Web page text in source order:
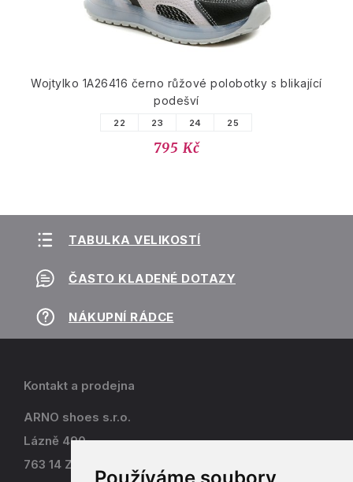
Používáme soubory
Wojtylko 1A26416 černo růžové polobotky s blikající
podešví
22 23 24 25
795 Kč
TABULKA VELIKOSTÍ
ČASTO KLADENÉ DOTAZY
NÁKUPNÍ RÁDCE
Kontakt a prodejna
ARNO shoes s.r.o.
Lázně 490
763 14 Zlín - Kostelec